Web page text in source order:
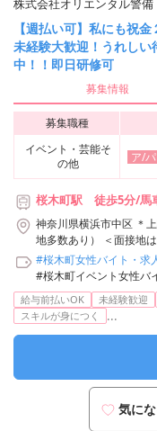
株式会社オリエンタル警備
【週払い可】私にも祝
未経験大歓迎！うれし
中！！即日研修可
募集情報
募集職種
イベント・芸能そ
の他
ア/パ
桜木町駅 徒歩5分/
神奈川県横浜市中区 ＊
地多数あり） ＜面接地はこちら＞ 株式会社オリエンタル警備 横浜支社
神奈川県横浜市神奈川区
セス：「横浜駅」西口か
横浜市中区周辺エリア
#桜木町女性バイト・求
#桜木町イベント女性バ
給与前払いOK 未経験歓迎
スキルが身につく
...
気に